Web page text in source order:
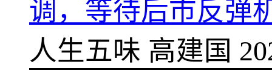
调，等待后市反弹
人生五味 高建国